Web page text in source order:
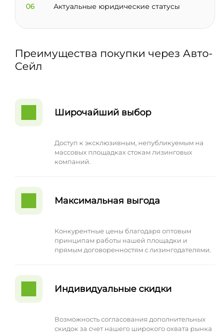
06 Актуальные юридические статусы
Преимущества покупки через Авто-
Сейл
Широчайший выбор
Доступ к эксклюзивным, непубликуемым на
массовых площадках стокам лизинговых
компаний.
Максимальная выгода
Конкурентные цены благодаря оптовым
принципам работы нашей площадки и
прямым договоренностям с лизингодателями.
Индивидуальные скидки
Возможность согласования дополнительных
скидок за счет нашего широкого охвата рынка